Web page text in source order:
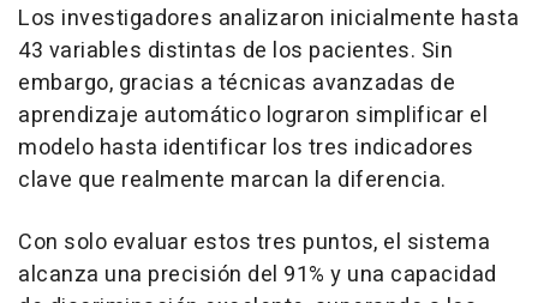
Los investigadores analizaron inicialmente hasta
43 variables distintas de los pacientes. Sin
embargo, gracias a técnicas avanzadas de
aprendizaje automático lograron simplificar el
modelo hasta identificar los tres indicadores
clave que realmente marcan la diferencia.
Con solo evaluar estos tres puntos, el sistema
alcanza una precisión del 91% y una capacidad